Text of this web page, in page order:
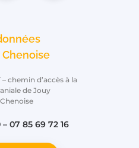
Chenoise
chemin d’accès à la
de Jouy
– 07 85 69 72 16